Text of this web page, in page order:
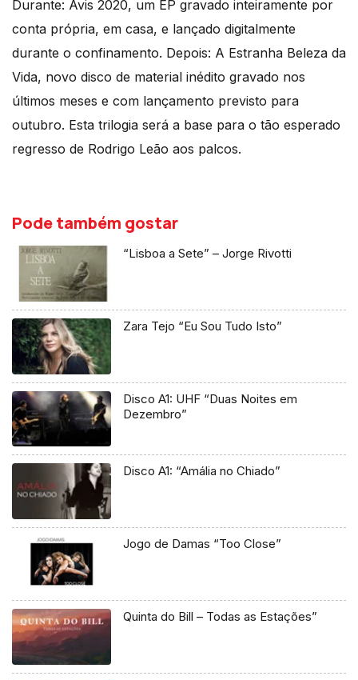
Durante: Avis 2020, um EP gravado inteiramente por
conta própria, em casa, e lançado digitalmente
durante o confinamento. Depois: A Estranha Beleza da
Vida, novo disco de material inédito gravado nos
últimos meses e com lançamento previsto para
outubro. Esta trilogia será a base para o tão esperado
regresso de Rodrigo Leão aos palcos.
Pode também gostar
“Lisboa a Sete” – Jorge Rivotti
Zara Tejo “Eu Sou Tudo Isto”
Disco A1: UHF “Duas Noites em
Dezembro”
Disco A1: “Amália no Chiado”
Jogo de Damas “Too Close”
Quinta do Bill – Todas as Estações”